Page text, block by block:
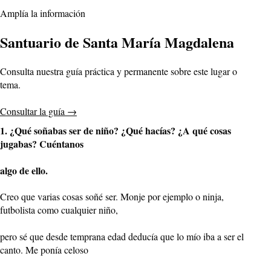
Amplía la información
Santuario de Santa María Magdalena
Consulta nuestra guía práctica y permanente sobre este lugar o
tema.
Consultar la guía →
1. ¿Qué soñabas ser de niño? ¿Qué hacías? ¿A qué cosas
jugabas? Cuéntanos
algo de ello.
Creo que varias cosas soñé ser. Monje por ejemplo o ninja,
futbolista como cualquier niño,
pero sé que desde temprana edad deducía que lo mío iba a ser el
canto. Me ponía celoso